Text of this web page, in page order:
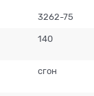
3262-75
140
сгон